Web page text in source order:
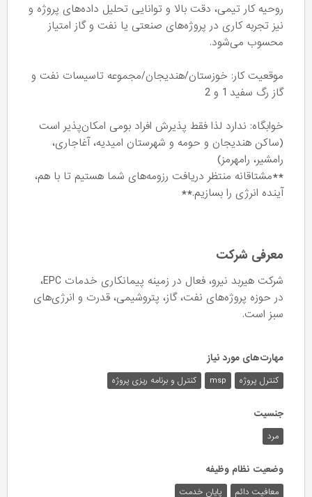
روحیه کار تیمی، دقت بالا و توانایی تحلیل داده‌های پروژه و
نیز تجربه کاری در پروژه‌های صنعتی یا نفت و گاز امتیاز
محسوب می‌شود.
موقعیت کار: خوزستان/هندیجان/مجموعه تاسیسات نفت و
گاز رگ سفید 1 و 2
خوابگاه: ندارد لذا فقط پذیرش افراد بومی امکان‌پذیر است
(ساکن هندیجان و حومه و شهرستان امیدیه، آغاجاری،
رامشیر، رامهرمز)
**مشتاقانه منتظر دریافت رزومه‌های شما هستیم تا با هم،
آینده انرژی را بسازیم.**
معرفی شرکت
شرکت هیربد نیرو، فعال در زمینه پیمانکاری خدمات EPC،
در حوزه‌ پروژه‌های نفت، گاز، پتروشیمی، قدرت و انرژی‌های
سبز است.
مهارت‌های مورد نیاز
کنترل پروژه msp کنترل و برنامه ریزی پروژه
جنسیت
مرد
وضعیت نظام وظیفه
معافیت دائم پایان خدمت